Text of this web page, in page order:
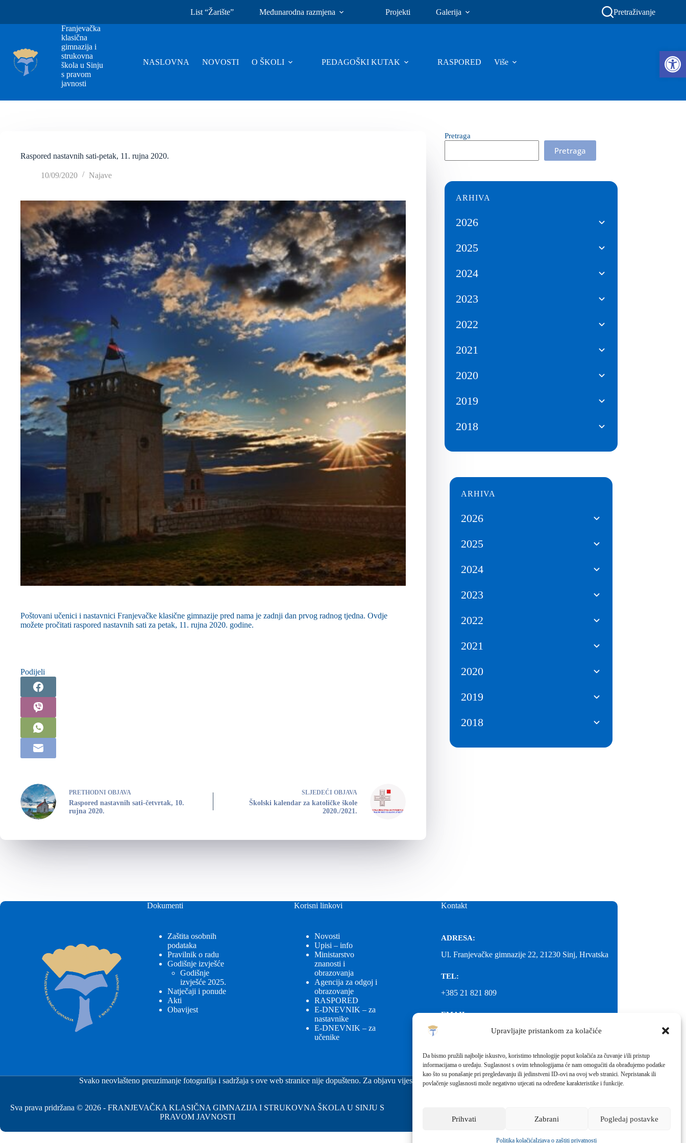
Upravljajte pristankom za kolačiće
Da bismo pružili najbolje iskustvo, koristimo tehnologije poput kolačića za čuvanje i/ili pristup
informacijama o uređaju. Suglasnost s ovim tehnologijama će nam omogućiti da obrađujemo podatke
kao što su ponašanje pri pregledavanju ili jedinstveni ID-ovi na ovoj web stranici. Nepristanak ili
povlačenje suglasnosti može negativno utjecati na određene karakteristike i funkcije.
Prihvati Zabrani Pogledaj postavke
Politika kolačićaIzjava o zaštiti privatnosti
List “Žarište” Međunarodna razmjena Projekti Galerija
Pretraživanje
Franjevačka
klasična
gimnazija i
strukovna
škola u Sinju
s pravom
javnosti
NASLOVNA NOVOSTI O ŠKOLI PEDAGOŠKI KUTAK RASPORED Više
Raspored nastavnih sati-petak, 11. rujna 2020.
10/09/2020 Najave
Poštovani učenici i nastavnici Franjevačke klasične gimnazije pred nama je zadnji dan prvog radnog tjedna. Ovdje
možete pročitati raspored nastavnih sati za petak, 11. rujna 2020. godine.
Podijeli
PRETHODNI OBJAVA
Raspored nastavnih sati-četvrtak, 10.
rujna 2020.
SLJEDEĆI OBJAVA
Školski kalendar za katoličke škole
2020./2021.
Pretraga
Pretraga
ARHIVA
2026
2025
2024
2023
2022
2021
2020
2019
2018
ARHIVA
2026
2025
2024
2023
2022
2021
2020
2019
2018
Dokumenti
Zaštita osobnih
podataka
Pravilnik o radu
Godišnje izvješće
Godišnje
izvješće 2025.
Natječaji i ponude
Akti
Obavijest
Korisni linkovi
Novosti
Upisi – info
Ministarstvo
znanosti i
obrazovanja
Agencija za odgoj i
obrazovanje
RASPORED
E-DNEVNIK – za
nastavnike
E-DNEVNIK – za
učenike
Kontakt
ADRESA:
Ul. Franjevačke gimnazije 22, 21230 Sinj, Hrvatska
TEL:
+385 21 821 809
EMAIL:
ured@gimnazija-franjevacka-klasicna-sinj.skole.hr
EMAIL:
fkgsinj@gmail.com
Svako neovlašteno preuzimanje fotografija i sadržaja s ove web stranice nije dopušteno. Za objavu vijesti sa stranice molimo kontaktirati školu.
Sva prava pridržana © 2026 - FRANJEVAČKA KLASIČNA GIMNAZIJA I STRUKOVNA ŠKOLA U SINJU S
PRAVOM JAVNOSTI
Škola koja pomaže vratiti osmijeh!